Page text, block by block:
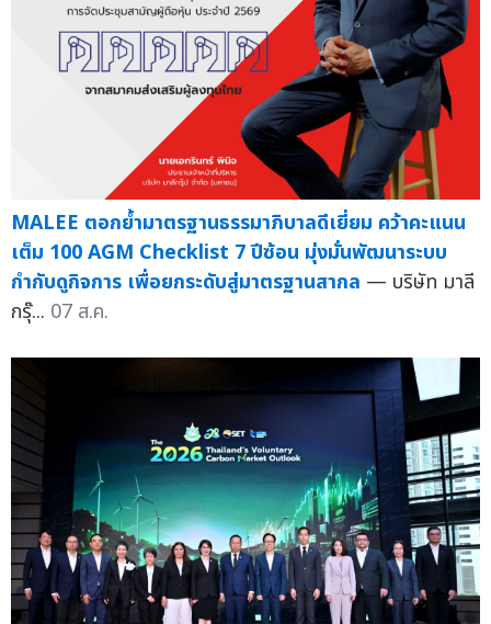
MALEE ตอกย้ำมาตรฐานธรรมาภิบาลดีเยี่ยม คว้าคะแนน
เต็ม 100 AGM Checklist 7 ปีซ้อน มุ่งมั่นพัฒนาระบบ
กำกับดูกิจการ เพื่อยกระดับสู่มาตรฐานสากล — บริษัท มาลี
กรุ๊... 07 ส.ค.